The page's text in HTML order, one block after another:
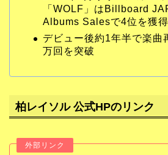
「WOLF」はBillboard
Albums Salesで4位を獲得
デビュー後約1年半で楽曲
万回を突破
柏レイソル 公式HPのリンク